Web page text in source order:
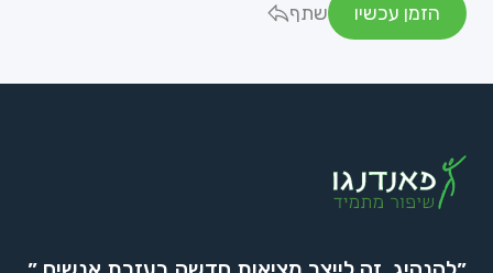
הזמן עכשיו שתף